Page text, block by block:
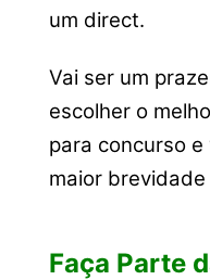
um direct.
Vai ser um
escolher o
para concurso
maior brevidade
Faça Parte